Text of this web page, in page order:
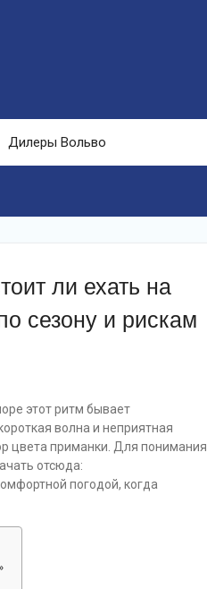
Дилеры Вольво
ли ехать на
сезону и рискам
этот ритм бывает
волна и неприятная
цвета приманки. Для понимания
отсюда:
погодой, когда